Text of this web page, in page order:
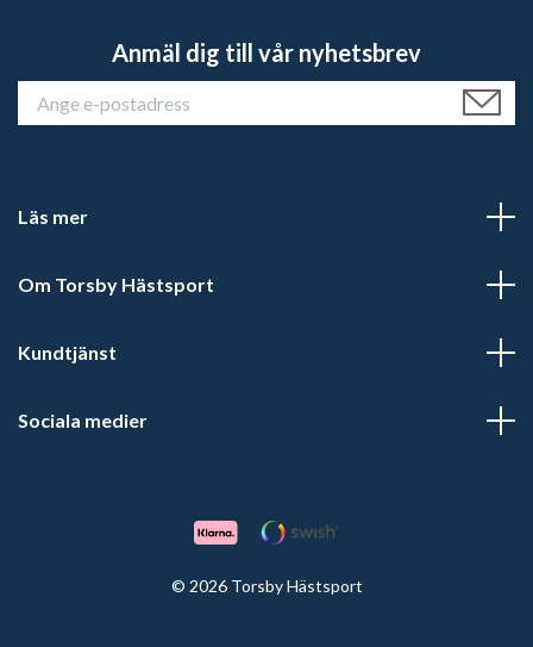
Anmäl dig till vår nyhetsbrev
Läs mer
Om Torsby Hästsport
Kundtjänst
Sociala medier
© 2026 Torsby Hästsport